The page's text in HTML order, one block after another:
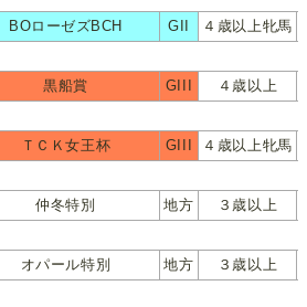
BOローゼズBCH GII ４歳以上牝馬
黒船賞 GIII ４歳以上
ＴＣＫ女王杯 GIII ４歳以上牝馬
仲冬特別 地方 ３歳以上
オパール特別 地方 ３歳以上